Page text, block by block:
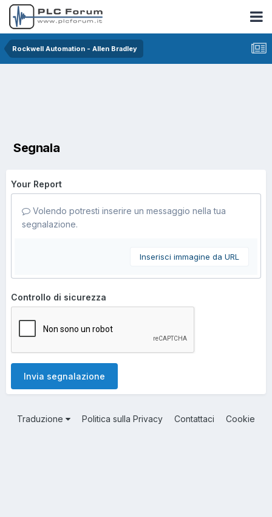
Rockwell Automation - Allen Bradley
Segnala
Your Report
Volendo potresti inserire un messaggio nella tua
segnalazione.
Inserisci immagine da URL
Controllo di sicurezza
Invia segnalazione
Traduzione Politica sulla Privacy Contattaci Cookie